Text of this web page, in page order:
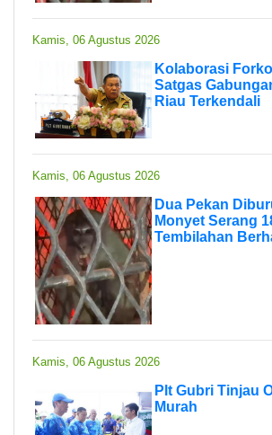
Kamis, 06 Agustus 2026
Kolaborasi
Satgas
Riau Terkendali
Kamis, 06 Agustus 2026
Dua Pekan
Monyet Serang
Tembilahan
Kamis, 06 Agustus 2026
Plt Gubri Tinjau
Murah